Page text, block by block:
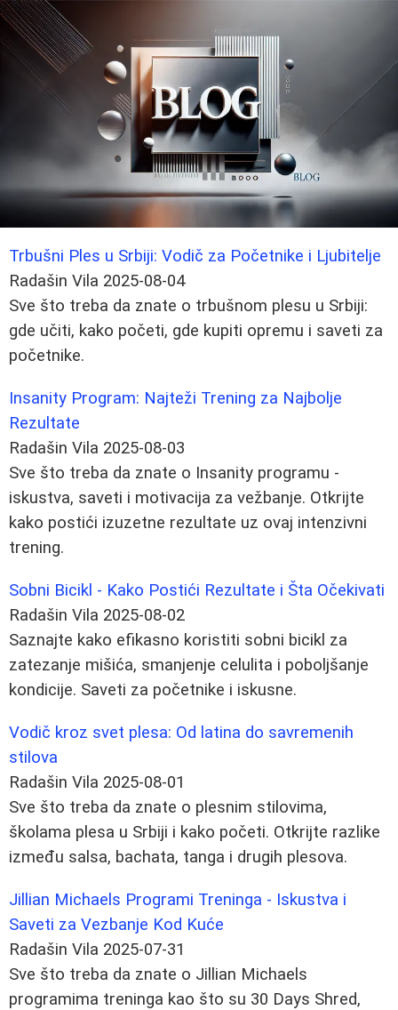
Trbušni Ples u Srbiji: Vodič za Početnike i Ljubitelje
Radašin Vila 2025-08-04
Sve što treba da znate o trbušnom plesu u Srbiji:
gde učiti, kako početi, gde kupiti opremu i saveti za
početnike.
Insanity Program: Najteži Trening za Najbolje
Rezultate
Radašin Vila 2025-08-03
Sve što treba da znate o Insanity programu -
iskustva, saveti i motivacija za vežbanje. Otkrijte
kako postići izuzetne rezultate uz ovaj intenzivni
trening.
Sobni Bicikl - Kako Postići Rezultate i Šta Očekivati
Radašin Vila 2025-08-02
Saznajte kako efikasno koristiti sobni bicikl za
zatezanje mišića, smanjenje celulita i poboljšanje
kondicije. Saveti za početnike i iskusne.
Vodič kroz svet plesa: Od latina do savremenih
stilova
Radašin Vila 2025-08-01
Sve što treba da znate o plesnim stilovima,
školama plesa u Srbiji i kako početi. Otkrijte razlike
između salsa, bachata, tanga i drugih plesova.
Jillian Michaels Programi Treninga - Iskustva i
Saveti za Vezbanje Kod Kuće
Radašin Vila 2025-07-31
Sve što treba da znate o Jillian Michaels
programima treninga kao što su 30 Days Shred,